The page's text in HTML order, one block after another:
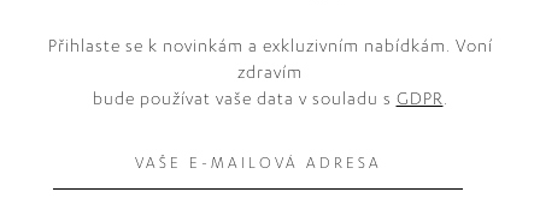
Přihlaste se k novinkám a exkluzivním nabídkám. Voní
zdravím
bude používat vaše data v souladu s GDPR.